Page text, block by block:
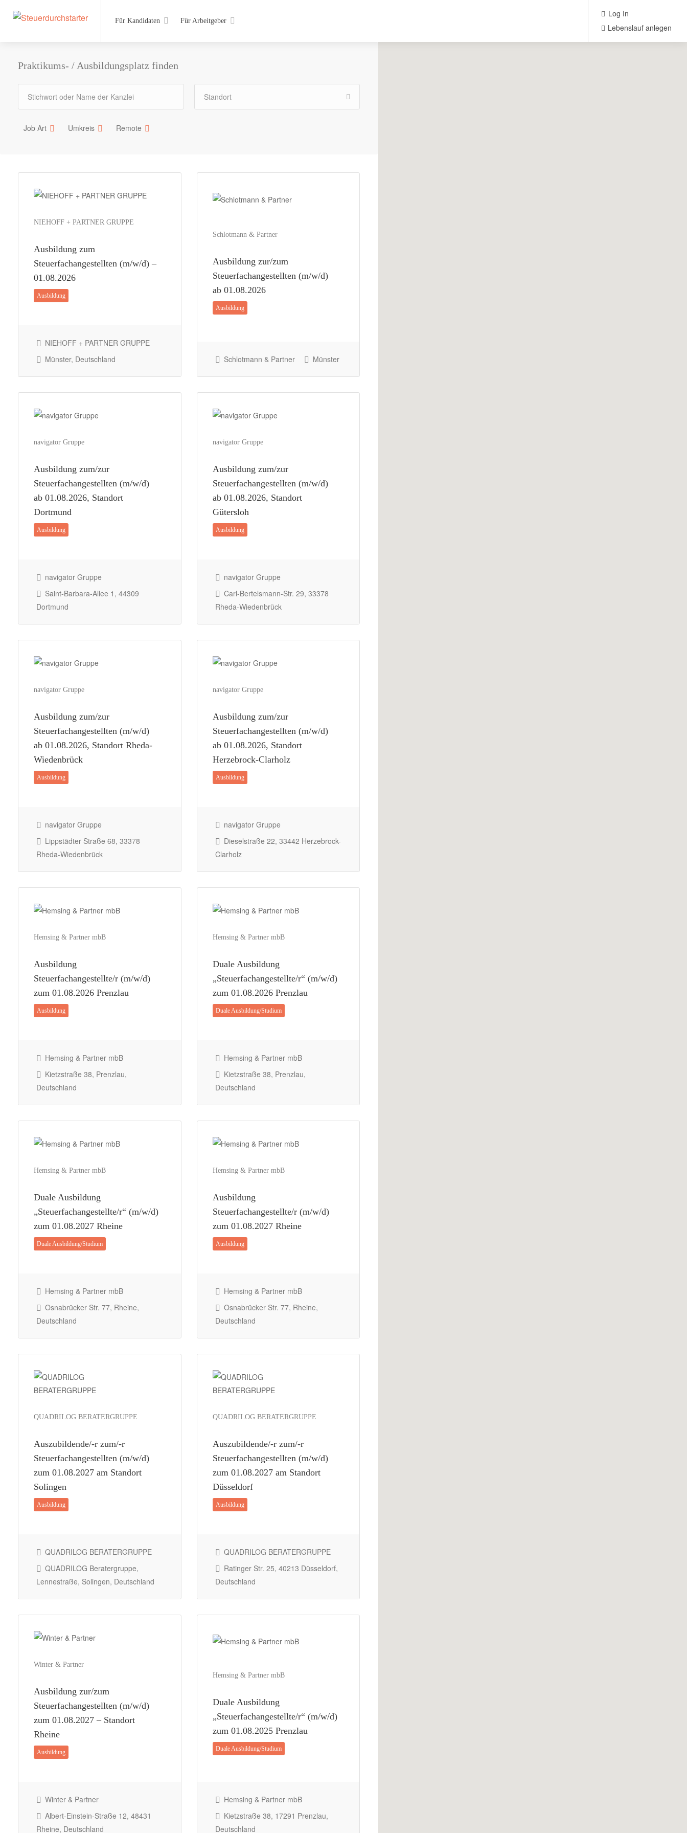
Für Kandidaten Für Arbeitgeber
Log In
Lebenslauf anlegen
Praktikums- / Ausbildungsplatz finden
Job Art Umkreis Remote
NIEHOFF + PARTNER GRUPPE
Ausbildung zum
Steuerfachangestellten (m/w/d) –
01.08.2026
Ausbildung
NIEHOFF + PARTNER GRUPPE
Münster, Deutschland
Schlotmann & Partner
Ausbildung zur/zum
Steuerfachangestellten (m/w/d)
ab 01.08.2026
Ausbildung
Schlotmann & Partner Münster
navigator Gruppe
Ausbildung zum/zur
Steuerfachangestellten (m/w/d)
ab 01.08.2026, Standort
Dortmund
Ausbildung
navigator Gruppe
Saint-Barbara-Allee 1, 44309
Dortmund
navigator Gruppe
Ausbildung zum/zur
Steuerfachangestellten (m/w/d)
ab 01.08.2026, Standort
Gütersloh
Ausbildung
navigator Gruppe
Carl-Bertelsmann-Str. 29, 33378
Rheda-Wiedenbrück
navigator Gruppe
Ausbildung zum/zur
Steuerfachangestellten (m/w/d)
ab 01.08.2026, Standort Rheda-
Wiedenbrück
Ausbildung
navigator Gruppe
Lippstädter Straße 68, 33378
Rheda-Wiedenbrück
navigator Gruppe
Ausbildung zum/zur
Steuerfachangestellten (m/w/d)
ab 01.08.2026, Standort
Herzebrock-Clarholz
Ausbildung
navigator Gruppe
Dieselstraße 22, 33442 Herzebrock-
Clarholz
Hemsing & Partner mbB
Ausbildung
Steuerfachangestellte/r (m/w/d)
zum 01.08.2026 Prenzlau
Ausbildung
Hemsing & Partner mbB
Kietzstraße 38, Prenzlau,
Deutschland
Hemsing & Partner mbB
Duale Ausbildung
„Steuerfachangestellte/r“ (m/w/d)
zum 01.08.2026 Prenzlau
Duale Ausbildung/Studium
Hemsing & Partner mbB
Kietzstraße 38, Prenzlau,
Deutschland
Hemsing & Partner mbB
Duale Ausbildung
„Steuerfachangestellte/r“ (m/w/d)
zum 01.08.2027 Rheine
Duale Ausbildung/Studium
Hemsing & Partner mbB
Osnabrücker Str. 77, Rheine,
Deutschland
Hemsing & Partner mbB
Ausbildung
Steuerfachangestellte/r (m/w/d)
zum 01.08.2027 Rheine
Ausbildung
Hemsing & Partner mbB
Osnabrücker Str. 77, Rheine,
Deutschland
QUADRILOG BERATERGRUPPE
Auszubildende/-r zum/-r
Steuerfachangestellten (m/w/d)
zum 01.08.2027 am Standort
Solingen
Ausbildung
QUADRILOG BERATERGRUPPE
QUADRILOG Beratergruppe,
Lennestraße, Solingen, Deutschland
QUADRILOG BERATERGRUPPE
Auszubildende/-r zum/-r
Steuerfachangestellten (m/w/d)
zum 01.08.2027 am Standort
Düsseldorf
Ausbildung
QUADRILOG BERATERGRUPPE
Ratinger Str. 25, 40213 Düsseldorf,
Deutschland
Winter & Partner
Ausbildung zur/zum
Steuerfachangestellten (m/w/d)
zum 01.08.2027 – Standort
Rheine
Ausbildung
Winter & Partner
Albert-Einstein-Straße 12, 48431
Rheine, Deutschland
Hemsing & Partner mbB
Duale Ausbildung
„Steuerfachangestellte/r“ (m/w/d)
zum 01.08.2025 Prenzlau
Duale Ausbildung/Studium
Hemsing & Partner mbB
Kietzstraße 38, 17291 Prenzlau,
Deutschland